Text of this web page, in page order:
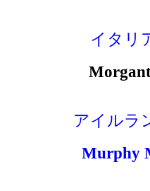
イタ
アイル
Murphy